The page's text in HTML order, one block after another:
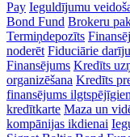
Pay Ieguldījumu
Bond Fund Brokeru
Termiņdepozīts
noderēt Fiduciārie
Finansējums Kredīts
organizēšana Kredīts
finansējums
kredītkarte Maza un
kompānijas ikdienai